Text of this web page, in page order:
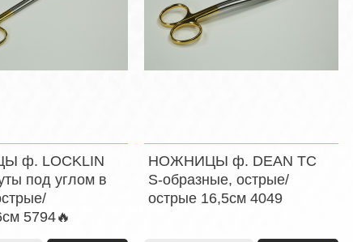
ф. LOCKLIN
под углом в
5794🔥
НОЖНИЦЫ ф. DEAN ТС
S-образные, острые/
острые 16,5см 4049